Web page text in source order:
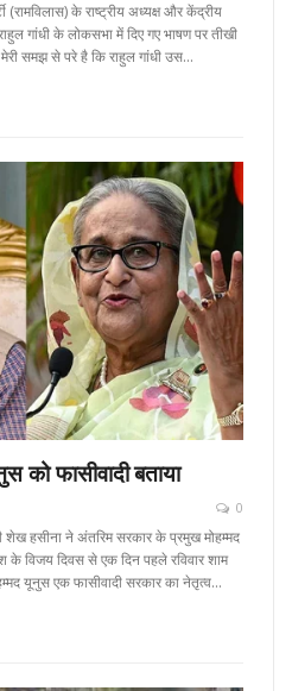
के राष्ट्रीय अध्यक्ष और केंद्रीय
गांधी के लोकसभा में दिए गए भाषण पर तीखी
समझ से परे है कि राहुल गांधी उस…
को फासीवादी बताया
0
शेख हसीना ने अंतरिम सरकार के प्रमुख मोहम्मद
के विजय दिवस से एक दिन पहले रविवार शाम
यूनुस एक फासीवादी सरकार का नेतृत्व…